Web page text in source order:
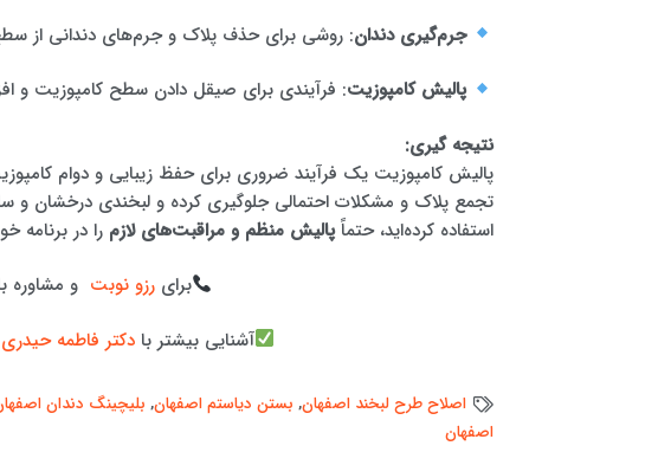
جرم‌گیری دندان: روشی برای حذف پلاک و جرم‌های دندانی از
پالیش کامپوزیت: فرآیندی برای صیقل دادن سطح کامپوزیت و
نتیجه گیری:
پالیش کامپوزیت یک فرآیند ضروری برای حفظ زیبایی و دوام
تجمع پلاک و مشکلات احتمالی جلوگیری کرده و لبخندی درخشان و
استفاده کرده‌اید، حتماًپالیش منظم و مراقبت‌های لازم را در برنامه
برای رزو نوبت و مشاوره
آشنایی بیشتر با دکتر فاطمه
اصلاح طرح لبخند اصفهان, بستن دیاستم اصفهان, بلیچینگ دندان
اصفهان